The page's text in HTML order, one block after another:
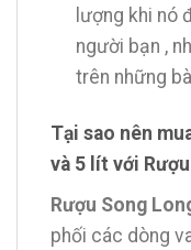
lượng khi nó
người bạn ,
trên những
Tại sao nên
và 5 lít với
Rượu Song
phối các dòng